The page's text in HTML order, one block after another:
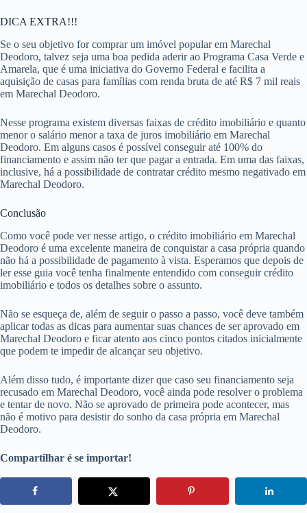
DICA EXTRA!!!
Se o seu objetivo for comprar um imóvel popular em Marechal
Deodoro, talvez seja uma boa pedida aderir ao Programa Casa Verde e
Amarela, que é uma iniciativa do Governo Federal e facilita a
aquisição de casas para famílias com renda bruta de até R$ 7 mil reais
em Marechal Deodoro.
Nesse programa existem diversas faixas de crédito imobiliário e quanto
menor o salário menor a taxa de juros imobiliário em Marechal
Deodoro. Em alguns casos é possível conseguir até 100% do
financiamento e assim não ter que pagar a entrada. Em uma das faixas,
inclusive, há a possibilidade de contratar crédito mesmo negativado em
Marechal Deodoro.
Conclusão
Como você pode ver nesse artigo, o crédito imobiliário em Marechal
Deodoro é uma excelente maneira de conquistar a casa própria quando
não há a possibilidade de pagamento à vista. Esperamos que depois de
ler esse guia você tenha finalmente entendido com conseguir crédito
imobiliário e todos os detalhes sobre o assunto.
Não se esqueça de, além de seguir o passo a passo, você deve também
aplicar todas as dicas para aumentar suas chances de ser aprovado em
Marechal Deodoro e ficar atento aos cinco pontos citados inicialmente
que podem te impedir de alcançar seu objetivo.
Além disso tudo, é importante dizer que caso seu financiamento seja
recusado em Marechal Deodoro, você ainda pode resolver o problema
e tentar de novo. Não se aprovado de primeira pode acontecer, mas
não é motivo para desistir do sonho da casa própria em Marechal
Deodoro.
Compartilhar é se importar!